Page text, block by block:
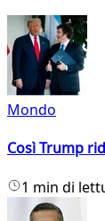
Mondo
Così Trump
1 min di